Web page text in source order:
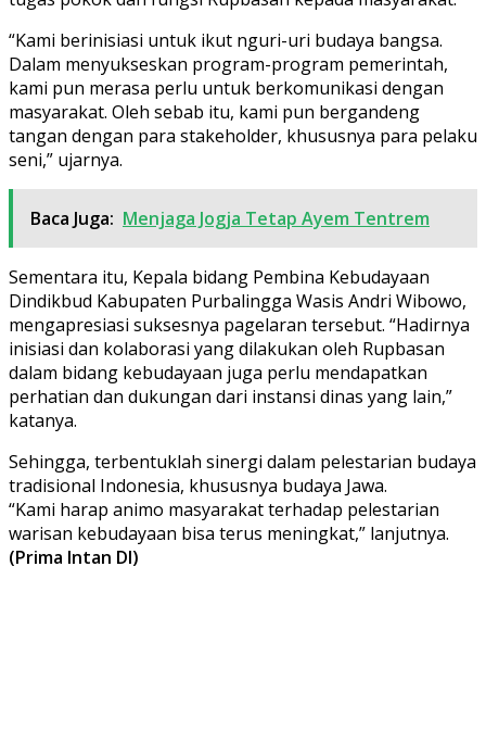
“Kami berinisiasi untuk ikut nguri-uri budaya bangsa.
Dalam menyukseskan program-program pemerintah,
kami pun merasa perlu untuk berkomunikasi dengan
masyarakat. Oleh sebab itu, kami pun bergandeng
tangan dengan para stakeholder, khususnya para pelaku
seni,” ujarnya.
Baca Juga: Menjaga Jogja Tetap Ayem Tentrem
Sementara itu, Kepala bidang Pembina Kebudayaan
Dindikbud Kabupaten Purbalingga Wasis Andri Wibowo,
mengapresiasi suksesnya pagelaran tersebut. “Hadirnya
inisiasi dan kolaborasi yang dilakukan oleh Rupbasan
dalam bidang kebudayaan juga perlu mendapatkan
perhatian dan dukungan dari instansi dinas yang lain,”
katanya.
Sehingga, terbentuklah sinergi dalam pelestarian budaya
tradisional Indonesia, khususnya budaya Jawa.
“Kami harap animo masyarakat terhadap pelestarian
warisan kebudayaan bisa terus meningkat,” lanjutnya.
(Prima Intan DI)